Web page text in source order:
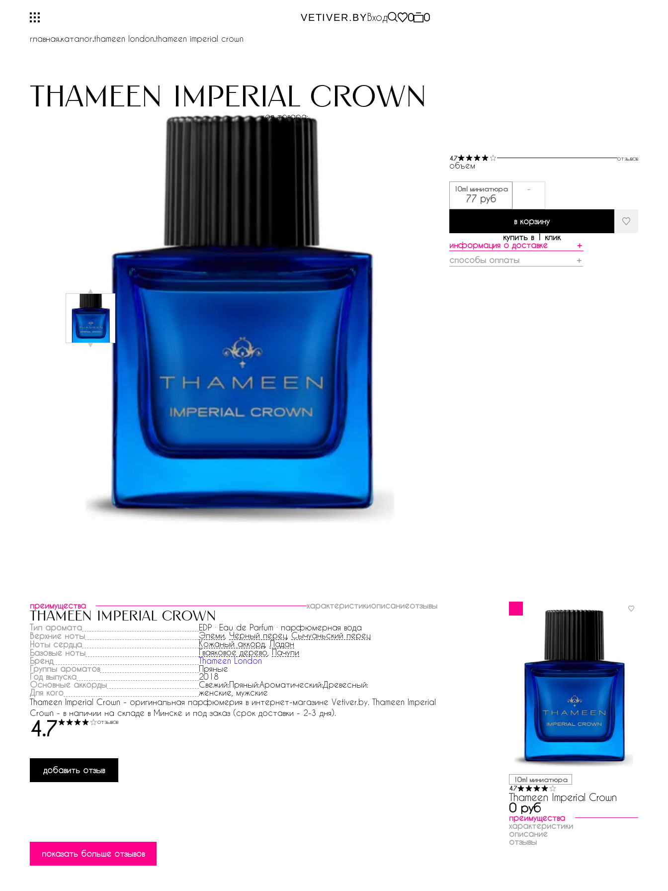
VETIVER.BYВход 0 0
главная.каталог.thameen london.thameen imperial crown
thameen imperial crown
код товара:
4.7 отзывов
объем
10ml миниатюра
77 руб
-
в корзину
купить в 1 клик
информация о доставке
＋
способы оплаты
＋
преимущества характеристикиописаниеотзывы
thameen imperial crown
Тип аромата
EDP · Eau de Parfum · парфюмерная вода
Верхние ноты
Элеми Черный перец Сычуаньский перец
Ноты сердца
Кожаный аккорд Ладан
Базовые ноты
Гваяковое дерево Пачули
Бренд
Thameen London
Группы ароматов
Пряные
Год выпуска
2018
Основные аккорды
Свежий:Пряный:Ароматический:Древесный:
Для кого
женские, мужские
Thameen Imperial Crown - оригинальная парфюмерия в интернет-магазине Vetiver.by. Thameen Imperial
Crown - в наличии на складе в Минске и под заказ (срок доставки - 2-3 дня).
4.7 отзывов
добавить отзыв
показать больше отзывов
10ml миниатюра
4.7
Thameen Imperial Crown
0 руб
преимущества
характеристики
описание
отзывы